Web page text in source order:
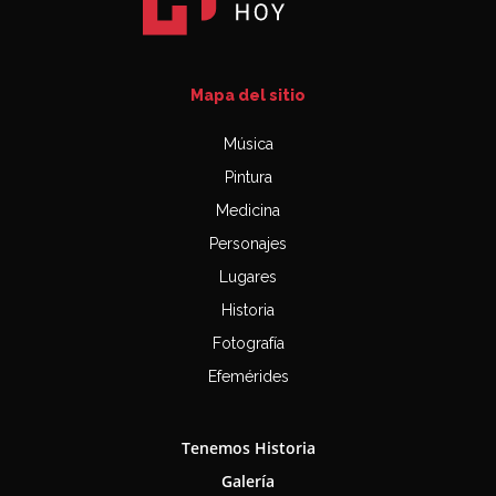
Mapa del sitio
Música
Pintura
Medicina
Personajes
Lugares
Historia
Fotografía
Efemérides
Tenemos Historia
Galería